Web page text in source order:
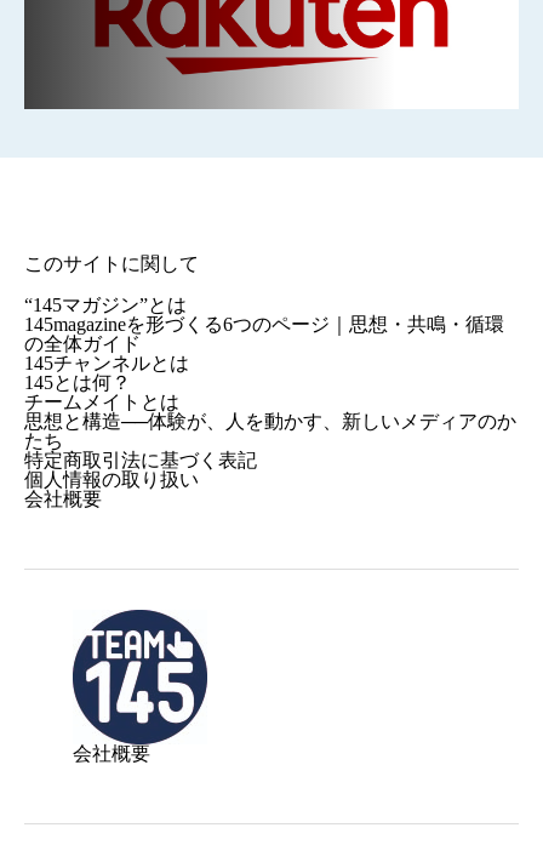
このサイトに関して
“145マガジン”とは
145magazineを形づくる6つのページ｜思想・共鳴・循環
の全体ガイド
145チャンネルとは
145とは何？
チームメイトとは
思想と構造──体験が、人を動かす、新しいメディアのか
たち
特定商取引法に基づく表記
個人情報の取り扱い
会社概要
会社概要